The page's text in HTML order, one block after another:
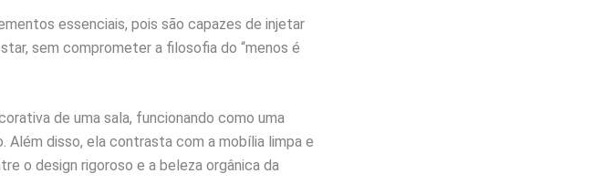
essenciais, pois são capazes de injetar
sem comprometer a filosofia do “menos é
de uma sala, funcionando como uma
disso, ela contrasta com a mobília limpa e
o design rigoroso e a beleza orgânica da